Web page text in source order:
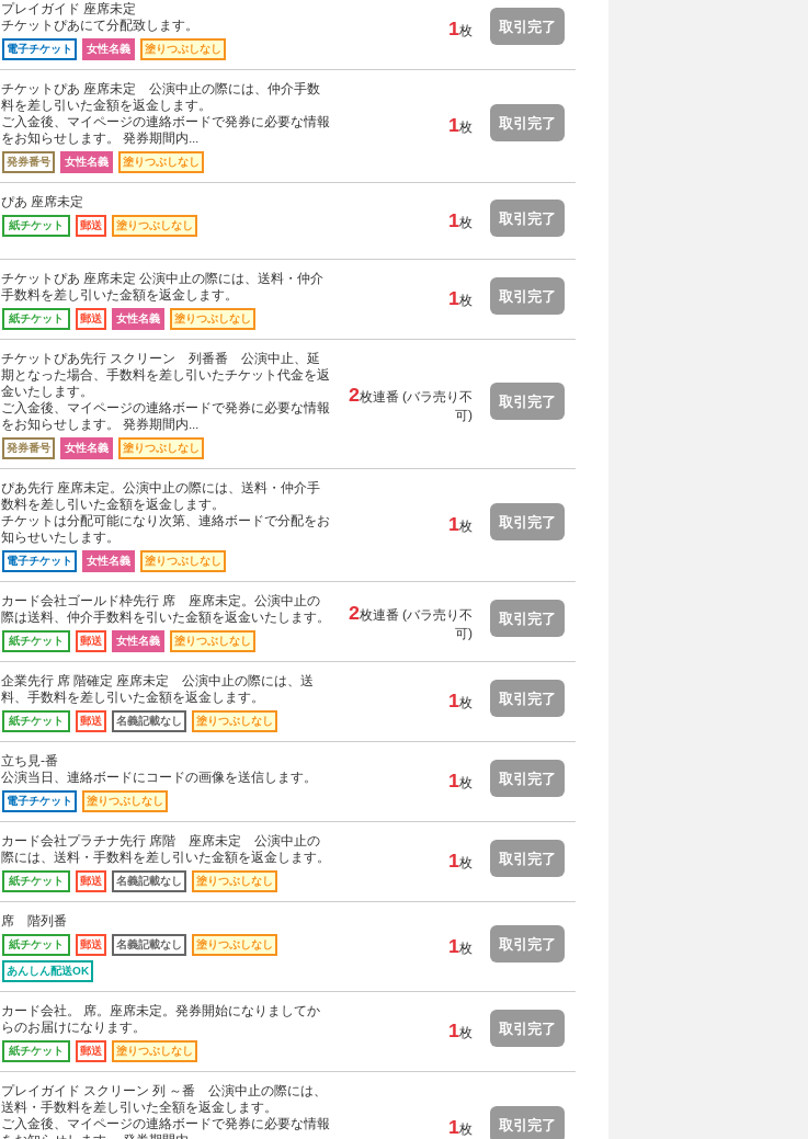
プレイガイド 座席未定
チケットぴあにて分配致します。
電子チケット 女性名義 塗りつぶしなし
1枚 取引完了
チケットぴあ 座席未定 公演中止の際には、仲介手数
料を差し引いた金額を返金します。
ご入金後、マイページの連絡ボードで発券に必要な情報
をお知らせします。 発券期間内...
発券番号 女性名義 塗りつぶしなし
1枚 取引完了
ぴあ 座席未定
紙チケット 郵送 塗りつぶしなし 1枚 取引完了
チケットぴあ 座席未定 公演中止の際には、送料・仲介
手数料を差し引いた金額を返金します。
紙チケット 郵送 女性名義 塗りつぶしなし
1枚 取引完了
チケットぴあ先行 スクリーン 列番番 公演中止、延
期となった場合、手数料を差し引いたチケット代金を返
金いたします。
ご入金後、マイページの連絡ボードで発券に必要な情報
をお知らせします。 発券期間内...
発券番号 女性名義 塗りつぶしなし
2枚連番 (バラ売り不
可)
取引完了
ぴあ先行 座席未定。公演中止の際には、送料・仲介手
数料を差し引いた金額を返金します。
チケットは分配可能になり次第、連絡ボードで分配をお
知らせいたします。
電子チケット 女性名義 塗りつぶしなし
1枚 取引完了
カード会社ゴールド枠先行 席 座席未定。公演中止の
際は送料、仲介手数料を引いた金額を返金いたします。
紙チケット 郵送 女性名義 塗りつぶしなし
2枚連番 (バラ売り不
可)
取引完了
企業先行 席 階確定 座席未定 公演中止の際には、送
料、手数料を差し引いた金額を返金します。
紙チケット 郵送 名義記載なし 塗りつぶしなし
1枚 取引完了
立ち見-番
公演当日、連絡ボードにコードの画像を送信します。
電子チケット 塗りつぶしなし
1枚 取引完了
カード会社プラチナ先行 席階 座席未定 公演中止の
際には、送料・手数料を差し引いた金額を返金します。
紙チケット 郵送 名義記載なし 塗りつぶしなし
1枚 取引完了
席 階列番
紙チケット 郵送 名義記載なし 塗りつぶしなし
あんしん配送OK
1枚 取引完了
カード会社。 席。座席未定。発券開始になりましてか
らのお届けになります。
紙チケット 郵送 塗りつぶしなし
1枚 取引完了
プレイガイド スクリーン 列 ～番 公演中止の際には、
送料・手数料を差し引いた全額を返金します。
ご入金後、マイページの連絡ボードで発券に必要な情報
1枚 取引完了